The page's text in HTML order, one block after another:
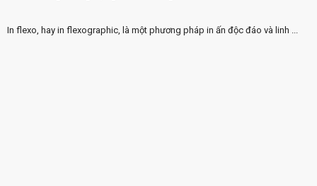
In flexo, hay in flexographic, là một phương pháp in ấn độc đáo và linh ...